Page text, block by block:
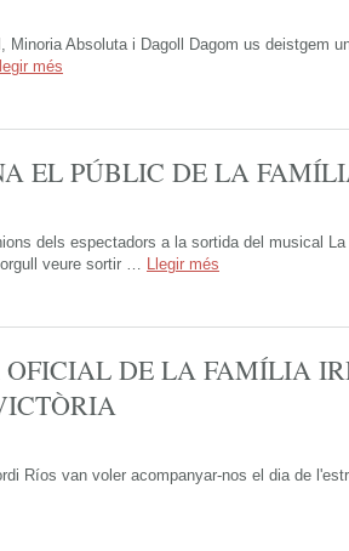
Minoria Absoluta i Dagoll Dagom us deistgem
més
EL PÚBLIC DE LA
dels espectadors a la sortida del musical
veure sortir … Llegir més
OFICIAL DE LA FAMÍLIA
Ríos van voler acompanyar-nos el dia de